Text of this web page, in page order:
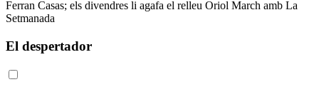
Ferran Casas; els divendres li agafa el relleu Oriol March amb La
Setmanada
El despertador